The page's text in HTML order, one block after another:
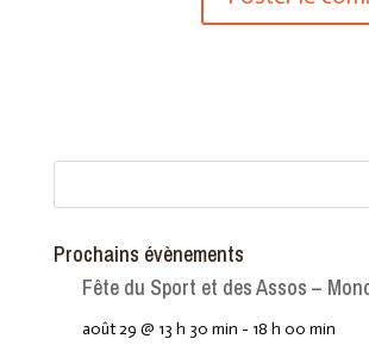
Prochains évènements
Fête du Sport et des Assos –
août 29 @ 13 h 30 min - 18 h 00 min